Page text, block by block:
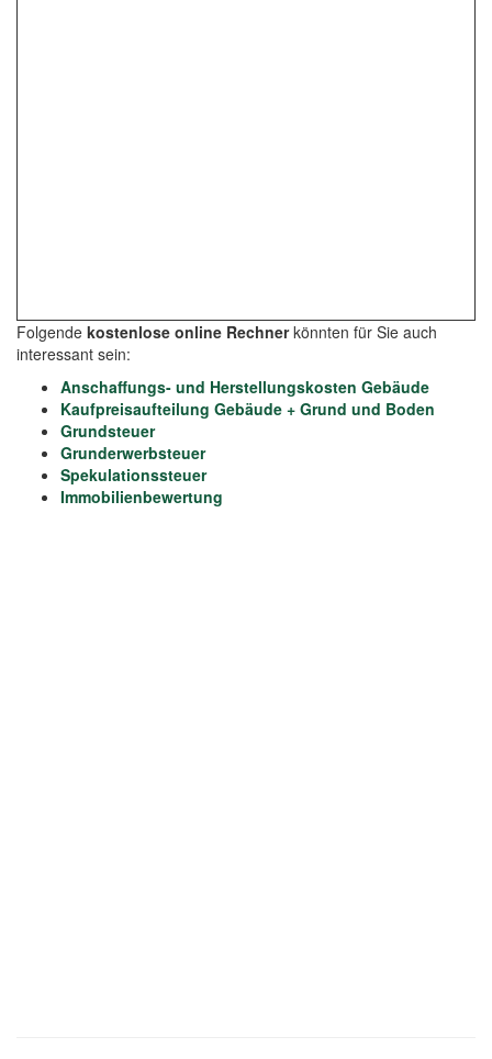
Folgende kostenlose online Rechnerkönnten für Sie auch
interessant sein:
Anschaffungs- und Herstellungskosten Gebäude
Kaufpreisaufteilung Gebäude + Grund und Boden
Grundsteuer
Grunderwerbsteuer
Spekulationssteuer
Immobilienbewertung